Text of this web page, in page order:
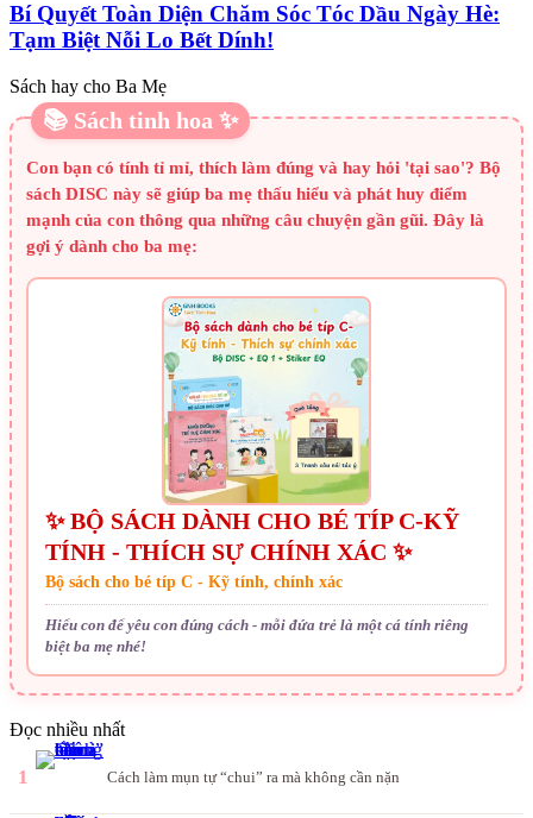
Bí Quyết Toàn Diện Chăm Sóc Tóc Dầu Ngày Hè:
Tạm Biệt Nỗi Lo Bết Dính!
Sách hay cho Ba Mẹ
📚 Sách tinh hoa ✨
Con bạn có tính tỉ mỉ, thích làm đúng và hay hỏi 'tại sao'? Bộ
sách DISC này sẽ giúp ba mẹ thấu hiểu và phát huy điểm
mạnh của con thông qua những câu chuyện gần gũi. Đây là
gợi ý dành cho ba mẹ:
✨ BỘ SÁCH DÀNH CHO BÉ TÍP C-KỸ
TÍNH - THÍCH SỰ CHÍNH XÁC ✨
Bộ sách cho bé típ C - Kỹ tính, chính xác
Hiểu con để yêu con đúng cách - mỗi đứa trẻ là một cá tính riêng
biệt ba mẹ nhé!
Đọc nhiều nhất
1 Cách làm mụn tự “chui” ra mà không cần nặn